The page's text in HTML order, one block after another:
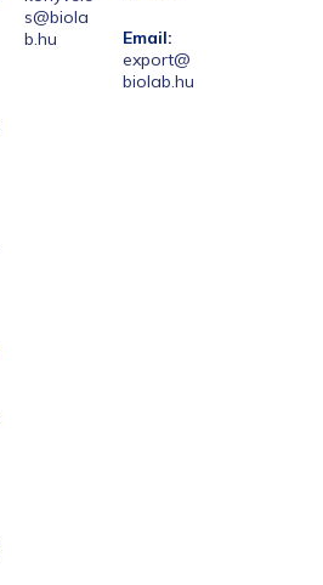
s@biola
b.hu
Email:
export@
biolab.hu